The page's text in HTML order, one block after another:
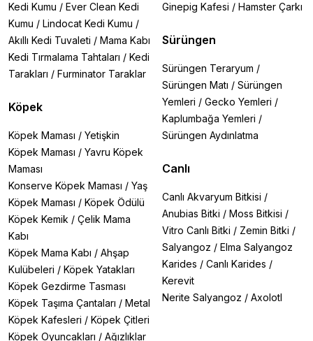
Kedi Kumu / Ever Clean Kedi
Kumu / Lindocat Kedi Kumu /
Akıllı Kedi Tuvaleti / Mama Kabı
Kedi Tırmalama Tahtaları / Kedi
Tarakları / Furminator Taraklar
Köpek
Köpek Maması / Yetişkin
Köpek Maması / Yavru Köpek
Maması
Konserve Köpek Maması / Yaş
Köpek Maması / Köpek Ödülü
Köpek Kemik / Çelik Mama
Kabı
Köpek Mama Kabı / Ahşap
Kulübeleri / Köpek Yatakları
Köpek Gezdirme Tasması
Köpek Taşıma Çantaları / Metal
Köpek Kafesleri / Köpek Çitleri
Köpek Oyuncakları / Ağızlıklar
Ginepig Kafesi / Hamster Çarkı
Sürüngen
Sürüngen Teraryum /
Sürüngen Matı / Sürüngen
Yemleri / Gecko Yemleri /
Kaplumbağa Yemleri /
Sürüngen Aydınlatma
Canlı
Canlı Akvaryum Bitkisi /
Anubias Bitki / Moss Bitkisi /
Vitro Canlı Bitki / Zemin Bitki /
Salyangoz / Elma Salyangoz
Karides / Canlı Karides /
Kerevit
Nerite Salyangoz / Axolotl